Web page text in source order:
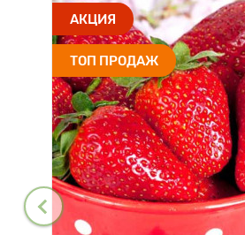
АКЦИЯ
ТОП ПРОДАЖ